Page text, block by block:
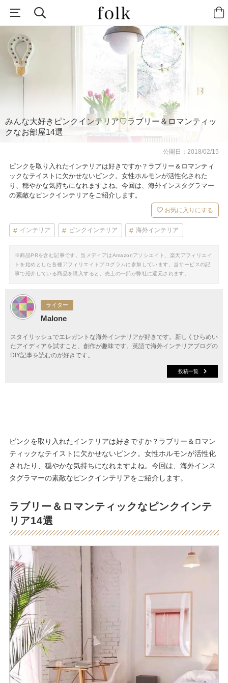
みんな大好きピンクインテリア♡ラブリー＆ロマンティッ
クなお部屋14選
公開日：2018/02/15
ピンクを取り入れたインテリアは好きですか？ラブリー＆ロマンティ
ックなテイストに欠かせないピンク。女性ホルモンが活性化された
り、穏やかな気持ちになれますよね。今回は、海外インスタグラマー
の素敵なピンクインテリアをご紹介します。
お気に入りにする
インテリア ピンクインテリア 海外インテリア
※商品PRを含む記事です。当メディアはAmazonアソシエイト、楽天アフィリエイ
トを始めとした各種アフィリエイトプログラムに参加しています。当サービスの記
事で紹介している商品を購入すると、売上の一部が弊社に還元されます。
ライター
Malone
スタイリッシュでエレガントな海外インテリアが好きです。新しくひらめい
たアイディアを試すこと、創作が趣味です。英語で海外インテリアブログの
DIY記事を読むのが好きです。
投稿一覧
ピンクを取り入れたインテリアは好きですか？ラブリー＆ロマン
ティックなテイストに欠かせないピンク。女性ホルモンが活性化
されたり、穏やかな気持ちになれますよね。今回は、海外インス
タグラマーの素敵なピンクインテリアをご紹介します。
ラブリー＆ロマンティックなピンクインテ
リア14選